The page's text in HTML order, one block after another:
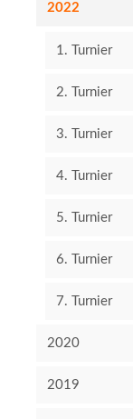
2022
1. Turnier
2. Turnier
3. Turnier
4. Turnier
5. Turnier
6. Turnier
7. Turnier
2020
2019